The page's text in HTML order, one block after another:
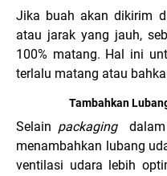
Jika buah akan dikirim
atau jarak yang jauh,
100% matang. Hal ini
terlalu matang atau
Tambahkan
Selain packaging
menambahkan lubang
ventilasi udara lebih